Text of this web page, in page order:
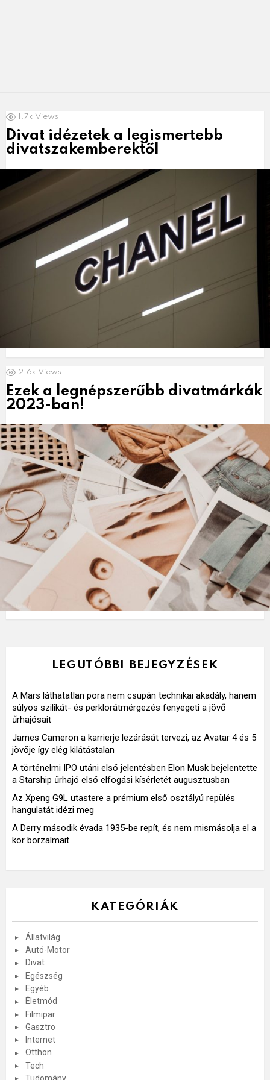
LATEST
NEWS
1.7k Views
Divat idézetek a legismertebb
divatszakemberektől
2.6k Views
Ezek a legnépszerűbb divatmárkák
2023-ban!
LEGUTÓBBI BEJEGYZÉSEK
A Mars láthatatlan pora nem csupán technikai akadály, hanem
súlyos szilikát- és perklorátmérgezés fenyegeti a jövő
űrhajósait
James Cameron a karrierje lezárását tervezi, az Avatar 4 és 5
jövője így elég kilátástalan
A történelmi IPO utáni első jelentésben Elon Musk bejelentette
a Starship űrhajó első elfogási kísérletét augusztusban
Az Xpeng G9L utastere a prémium első osztályú repülés
hangulatát idézi meg
A Derry második évada 1935-be repít, és nem mismásolja el a
kor borzalmait
KATEGÓRIÁK
Állatvilág
Autó-Motor
Divat
Egészség
Egyéb
Életmód
Filmipar
Gasztro
Internet
Otthon
Tech